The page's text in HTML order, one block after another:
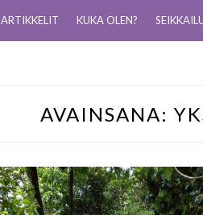
ARTIKKELIT KUKA OLEN?
AVAINSANA: